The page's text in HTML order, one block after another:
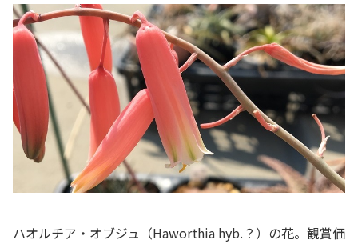
ハオルチア・オブジュ（Haworthia hyb.？）の花。観賞価